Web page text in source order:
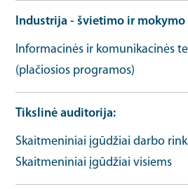
Industrija - švietimo ir mokymo
Informacinės ir komunikacinės
(plačiosios programos)
Tikslinė auditorija
Skaitmeniniai įgūdžiai darbo
Skaitmeniniai įgūdžiai visiems